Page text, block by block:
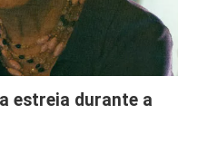
estreia durante a